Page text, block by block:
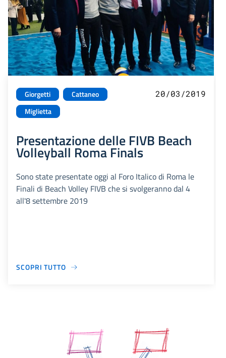
Giorgetti
Cattaneo
Miglietta
20/03/2019
Presentazione delle FIVB Beach
Volleyball Roma Finals
Sono state presentate oggi al Foro Italico di Roma le
Finali di Beach Volley FIVB che si svolgeranno dal 4
all'8 settembre 2019
SCOPRI TUTTO